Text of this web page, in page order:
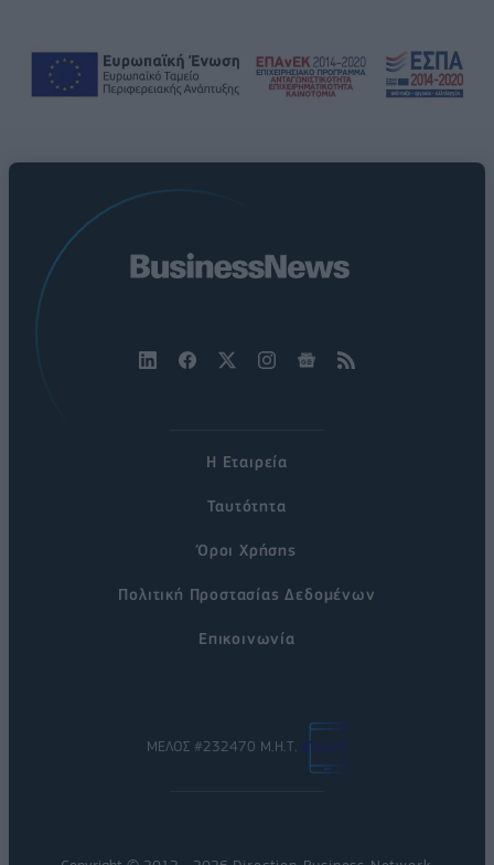
Η Εταιρεία
Ταυτότητα
Όροι Χρήσης
Πολιτική Προστασίας Δεδομένων
Επικοινωνία
ΜΕΛΟΣ #232470 Μ.Η.Τ.